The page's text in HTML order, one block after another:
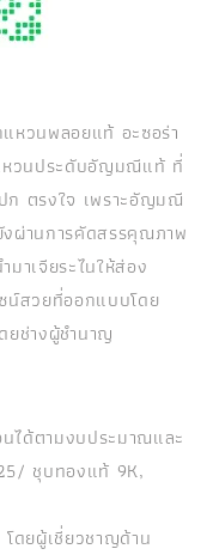
นพลอยแท้ อะซอร่า
หวนประดับอัญมณีแท้ ที่
ตรงใจ เพราะอัญมณี
งผ่านการคัดสรรคุณภาพ
าเจียระไนให้ส่อง
น์สวยที่ออกแบบโดย
ยช่างผู้ชำนาญ
ได้ตามงบประมาณและ
ชุบทองแท้ 9K,
ดยผู้เชี่ยวชาญด้าน